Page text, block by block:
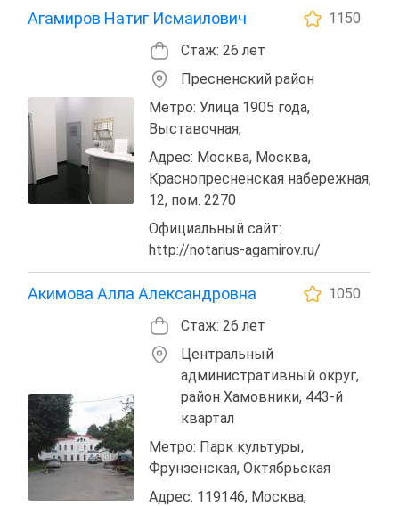
Агамиров Натиг Исмаилович
1150
Стаж: 26 лет
Пресненский район
Метро: Улица 1905 года,
Выставочная,
Адрес: Москва, Москва,
Краснопресненская набережная,
12, пом. 2270
Официальный сайт:
http://notarius-agamirov.ru/
Акимова Алла Александровна
1050
Стаж: 26 лет
Центральный
административный округ,
район Хамовники, 443-й
квартал
Метро: Парк культуры,
Фрунзенская, Октябрьская
Адрес: 119146, Москва,